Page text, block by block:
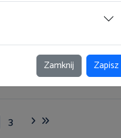
3
Zamknij Zapisz